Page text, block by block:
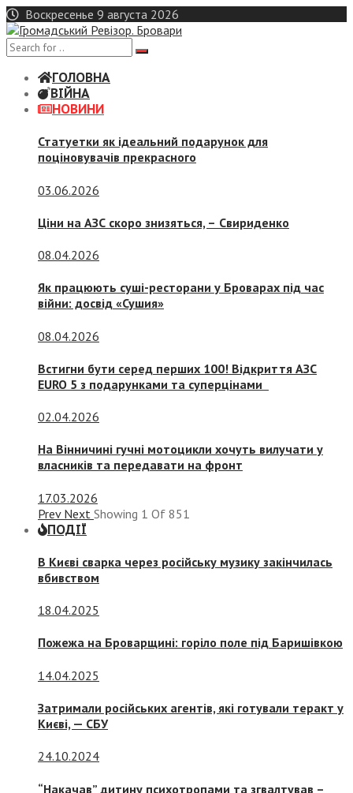
Skip
to
content
Воскресенье 9 августа 2026
ГОЛОВНА
ВІЙНА
НОВИНИ
Статуетки як ідеальний подарунок для
поціновувачів прекрасного
03.06.2026
Ціни на АЗС скоро знизяться, – Свириденко
08.04.2026
Як працюють суші-ресторани у Броварах під час
війни: досвід «Сушия»
08.04.2026
Встигни бути серед перших 100! Відкриття АЗС
EURO 5 з подарунками та суперцінами
02.04.2026
На Вінничині гучні мотоцикли хочуть вилучати у
власників та передавати на фронт
17.03.2026
Prev Next Showing 1 Of 851
ПОДІЇ
В Києві сварка через російську музику закінчилась
вбивством
18.04.2025
Пожежа на Броварщині: горіло поле під Баришівкою
14.04.2025
Затримали російських агентів, які готували теракт у
Києві, — СБУ
24.10.2024
“Накачав” дитину психотропами та згвалтував –